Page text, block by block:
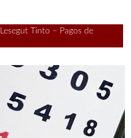
Tinto – Pagos de